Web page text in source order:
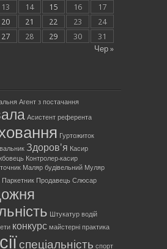
Чер »
13 14 15 16
17
20 21 22 23
24
27 28 29 30 31
Агент з постачання
Асистент референта
Гуртожиток
Здоров'я Касир
Контролер-касир
Маляр будівельний Муляр
Паркетник Продавець Слюсар
Штукатур водій
конкурс майстерні практика
спеціальність спорт